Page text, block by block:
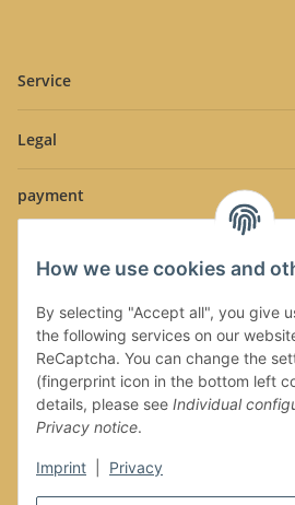
How we use cookies and
By selecting "Accept all", you give
the following services on our
ReCaptcha. You can change the
(fingerprint icon in the bottom left
details, please see Individual
Privacy notice.
Imprint Privacy
Service
Legal
payment
Shipment